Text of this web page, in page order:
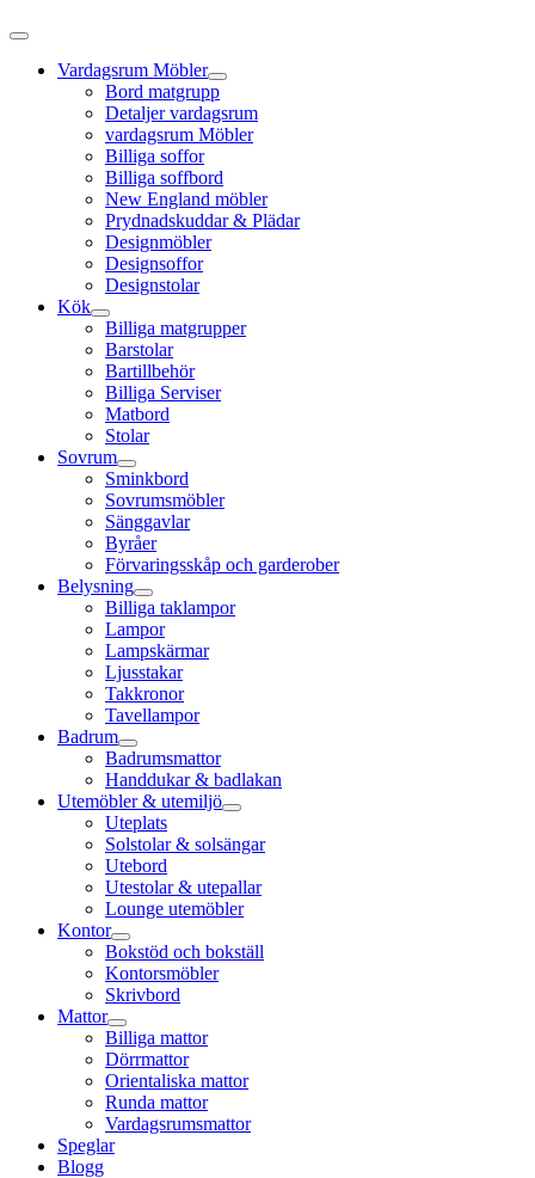
Vardagsrum Möbler
Bord matgrupp
Detaljer vardagsrum
vardagsrum Möbler
Billiga soffor
Billiga soffbord
New England möbler
Prydnadskuddar & Plädar
Designmöbler
Designsoffor
Designstolar
Kök
Billiga matgrupper
Barstolar
Bartillbehör
Billiga Serviser
Matbord
Stolar
Sovrum
Sminkbord
Sovrumsmöbler
Sänggavlar
Byråer
Förvaringsskåp och garderober
Belysning
Billiga taklampor
Lampor
Lampskärmar
Ljusstakar
Takkronor
Tavellampor
Badrum
Badrumsmattor
Handdukar & badlakan
Utemöbler & utemiljö
Uteplats
Solstolar & solsängar
Utebord
Utestolar & utepallar
Lounge utemöbler
Kontor
Bokstöd och bokställ
Kontorsmöbler
Skrivbord
Mattor
Billiga mattor
Dörrmattor
Orientaliska mattor
Runda mattor
Vardagsrumsmattor
Speglar
Blogg